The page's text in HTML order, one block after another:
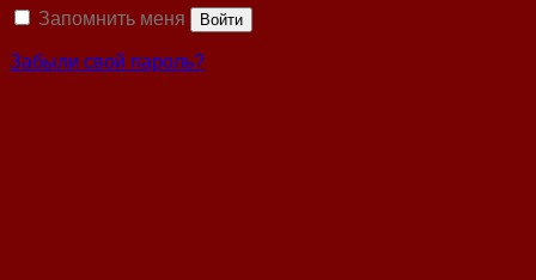
Запомнить меня Войти
Забыли свой пароль?